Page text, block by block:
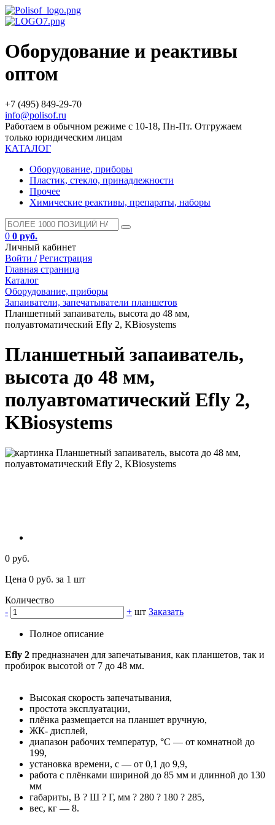
Оборудование и реактивы
оптом
+7 (495) 849-29-70
info@polisof.ru
Работаем в обычном режиме с 10-18, Пн-Пт. Отгружаем
только юридическим лицам
КАТАЛОГ
Оборудование, приборы
Пластик, стекло, принадлежности
Прочее
Химические реактивы, препараты, наборы
0 0 руб.
Личный кабинет
Войти / Регистрация
Главная страница
Каталог
Оборудование, приборы
Запаиватели, запечатыватели планшетов
Планшетный запаиватель, высота до 48 мм,
полуавтоматический Efly 2, KBiosystems
Планшетный запаиватель,
высота до 48 мм,
полуавтоматический Efly 2,
KBiosystems
0 руб.
Цена 0 руб. за 1 шт
Количество
-
+ шт Заказать
Полное описание
Efly 2 предназначен для запечатывания, как планшетов, так и
пробирок высотой от 7 до 48 мм.
Высокая скорость запечатывания,
простота эксплуатации,
плёнка размещается на планшет вручную,
ЖК- дисплей,
диапазон рабочих температур, °С — от комнатной до
199,
установка времени, с — от 0,1 до 9,9,
работа с плёнками шириной до 85 мм и длинной до 130
мм
габариты, В ? Ш ? Г, мм ? 280 ? 180 ? 285,
вес, кг — 8.